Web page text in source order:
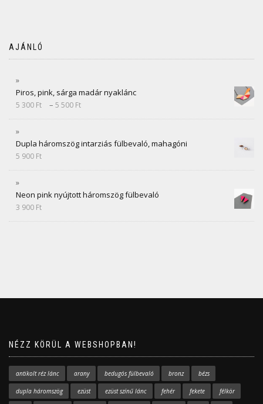
AJÁNLÓ
Piros, pink, sárga madár nyaklánc
5 300 Ft – 5 500 Ft
Dupla háromszög intarziás fülbevaló, mahagóni
5 900 Ft
Neon pink nyújtott háromszög fülbevaló
3 900 Ft
NÉZZ KÖRÜL A WEBSHOPBAN!
antikolt réz lánc arany bedugós fülbevaló bronz bézs
dupla háromszög ezüst ezüst színű lánc fehér fekete félkör